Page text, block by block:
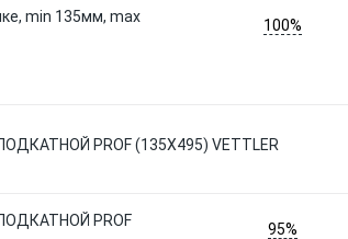
min 135мм, max
100%
PROF (135X495) VETTLER
PROF
95%